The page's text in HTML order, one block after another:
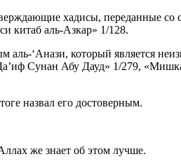
хадисы, переданные
китаб аль-Азкар» 1/128.
‘Анази, который является
Сунан Абу Дауд» 1/279,
назвал его достоверным.
же знает об этом лучше.